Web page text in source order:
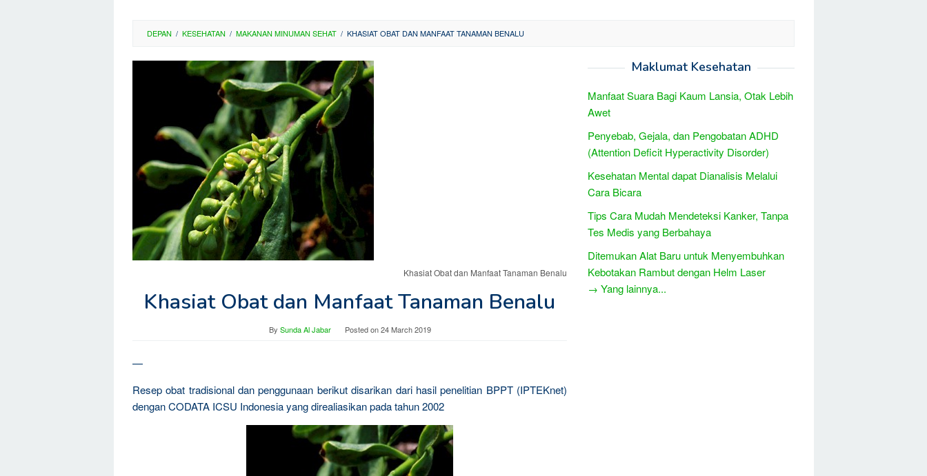
DEPAN / KESEHATAN / MAKANAN MINUMAN SEHAT / KHASIAT OBAT DAN MANFAAT TANAMAN BENALU
Khasiat Obat dan Manfaat Tanaman Benalu
Khasiat Obat dan Manfaat Tanaman Benalu
By Sunda Al Jabar Posted on24 March 2019
—
Resep obat tradisional dan penggunaan berikut disarikan dari hasil penelitian BPPT (IPTEKnet)
dengan CODATA ICSU Indonesia yang direaliasikan pada tahun 2002
Maklumat Kesehatan
Manfaat Suara Bagi Kaum Lansia, Otak Lebih
Awet
Penyebab, Gejala, dan Pengobatan ADHD
(Attention Deficit Hyperactivity Disorder)
Kesehatan Mental dapat Dianalisis Melalui
Cara Bicara
Tips Cara Mudah Mendeteksi Kanker, Tanpa
Tes Medis yang Berbahaya
Ditemukan Alat Baru untuk Menyembuhkan
Kebotakan Rambut dengan Helm Laser
→ Yang lainnya...